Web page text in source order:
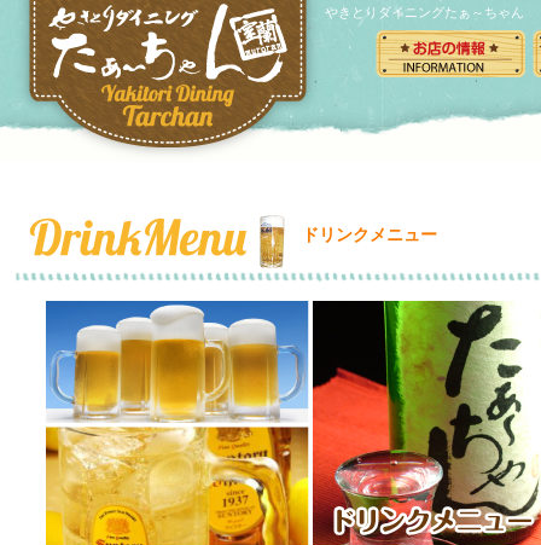
やきとりダイニングたぁ～ちゃん
ドリンクメニュー